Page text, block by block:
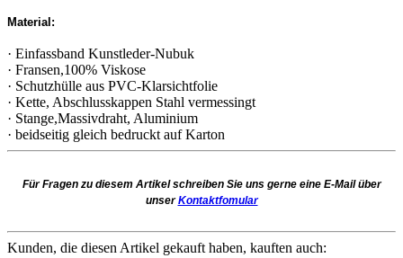
Material:
· Einfassband Kunstleder-Nubuk
· Fransen,100% Viskose
· Schutzhülle aus PVC-Klarsichtfolie
· Kette, Abschlusskappen Stahl vermessingt
· Stange,Massivdraht, Aluminium
· beidseitig gleich bedruckt auf Karton
Für Fragen zu diesem Artikel schreiben Sie uns gerne eine E-Mail über
unserKontaktfomular
Kunden, die diesen Artikel gekauft haben, kauften auch: